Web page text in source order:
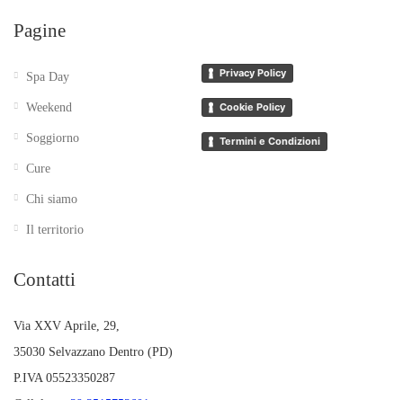
Pagine
Spa Day
Weekend
Soggiorno
Cure
Chi siamo
Il territorio
Privacy Policy
Cookie Policy
Termini e Condizioni
Contatti
Via XXV Aprile, 29,
35030 Selvazzano Dentro (PD)
P.IVA 05523350287